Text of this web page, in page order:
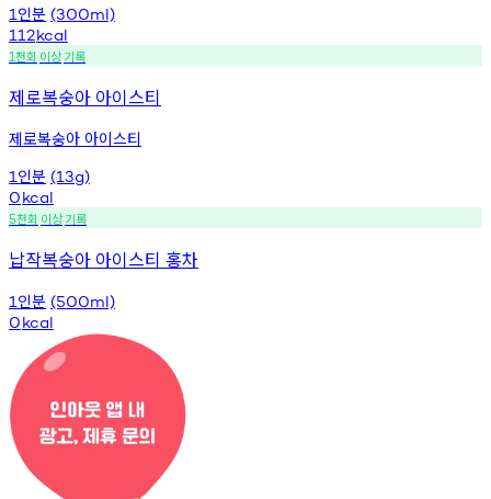
1 인분 (300ml)
112kcal
1천회 이상기록
제로복숭아 아이스티
제로복숭아 아이스티
1 인분 (13g)
0kcal
5천회 이상기록
납작복숭아 아이스티 홍차
1 인분 (500ml)
0kcal